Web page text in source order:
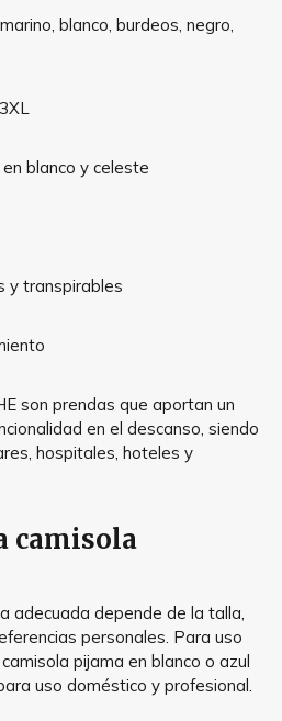
blanco, burdeos, negro,
blanco y celeste
y transpirables
son prendas que aportan un
en el descanso, siendo
hospitales, hoteles y
camisola
adecuada depende de la talla,
personales. Para uso
pijama en blanco o azul
uso doméstico y profesional.